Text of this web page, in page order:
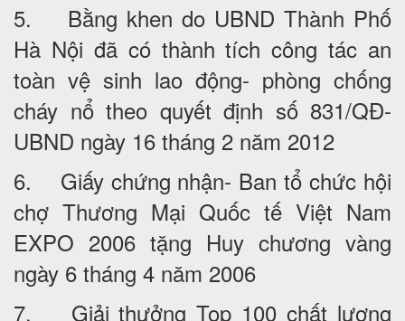
5. Bằng khen do UBND Thành Phố
Hà Nội đã có thành tích công tác an
toàn vệ sinh lao động- phòng chống
cháy nổ theo quyết định số 831/QĐ-
UBND ngày 16 tháng 2 năm 2012
6. Giấy chứng nhận- Ban tổ chức hội
chợ Thương Mại Quốc tế Việt Nam
EXPO 2006 tặng Huy chương vàng
ngày 6 tháng 4 năm 2006
7. Giải thưởng Top 100 chất lượng